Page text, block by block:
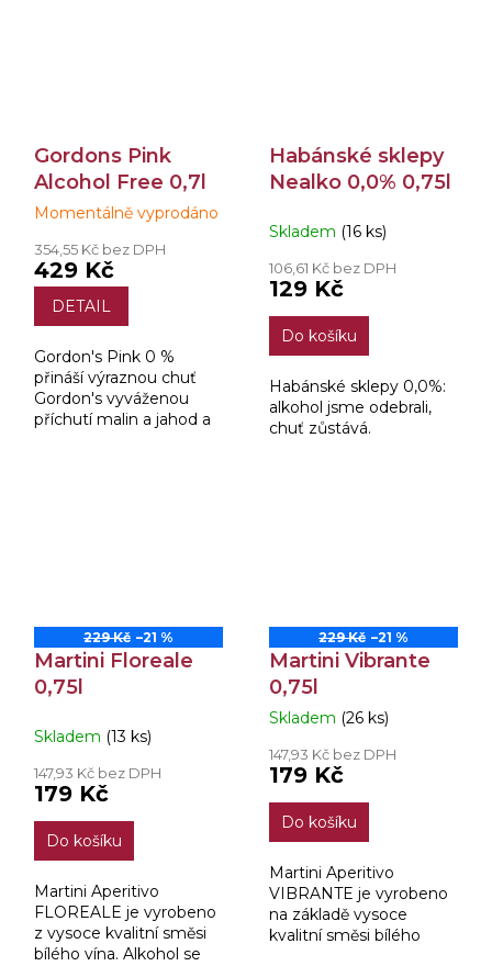
Gordons Pink
Alcohol Free 0,7l
Průměrné
produktu
je
5,0
hvězdiček.
Momentálně vyprodáno
354,55 Kč bez DPH
429 Kč
DETAIL
Gordon's Pink 0 %
přináší výraznou chuť
Gordon's vyváženou
příchutí malin a jahod a
Habánské sklepy
Nealko 0,0% 0,75l
Skladem (16 ks)
106,61 Kč bez DPH
129 Kč
Do košíku
Habánské sklepy 0,0%:
alkohol jsme odebrali,
chuť zůstává.
229 Kč –21 %
Martini Floreale
0,75l
Skladem (13 ks)
147,93 Kč bez DPH
179 Kč
Do košíku
Martini Aperitivo
FLOREALE je vyrobeno
z vysoce kvalitní směsi
bílého vína. Alkohol se
229 Kč –21 %
Martini Vibrante
0,75l
Průměrné
produktu
je
4,0
5
hvězdiček.
Skladem (26 ks)
147,93 Kč bez DPH
179 Kč
Do košíku
Martini Aperitivo
VIBRANTE je vyrobeno
na základě vysoce
kvalitní směsi bílého